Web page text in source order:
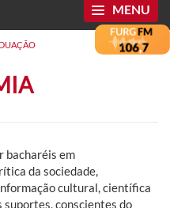
MENU
bacharéis em
da sociedade,
cultural, científica
conscientes do